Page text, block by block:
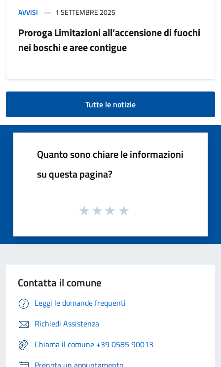
AVVISI 1 SETTEMBRE 2025
Proroga Limitazioni all’accensione di fuochi
nei boschi e aree contigue
Tutte le notizie
Quanto sono chiare le informazioni
su questa pagina?
Contatta il comune
Leggi le domande frequenti
Richiedi Assistenza
Chiama il comune +39 0585 90013